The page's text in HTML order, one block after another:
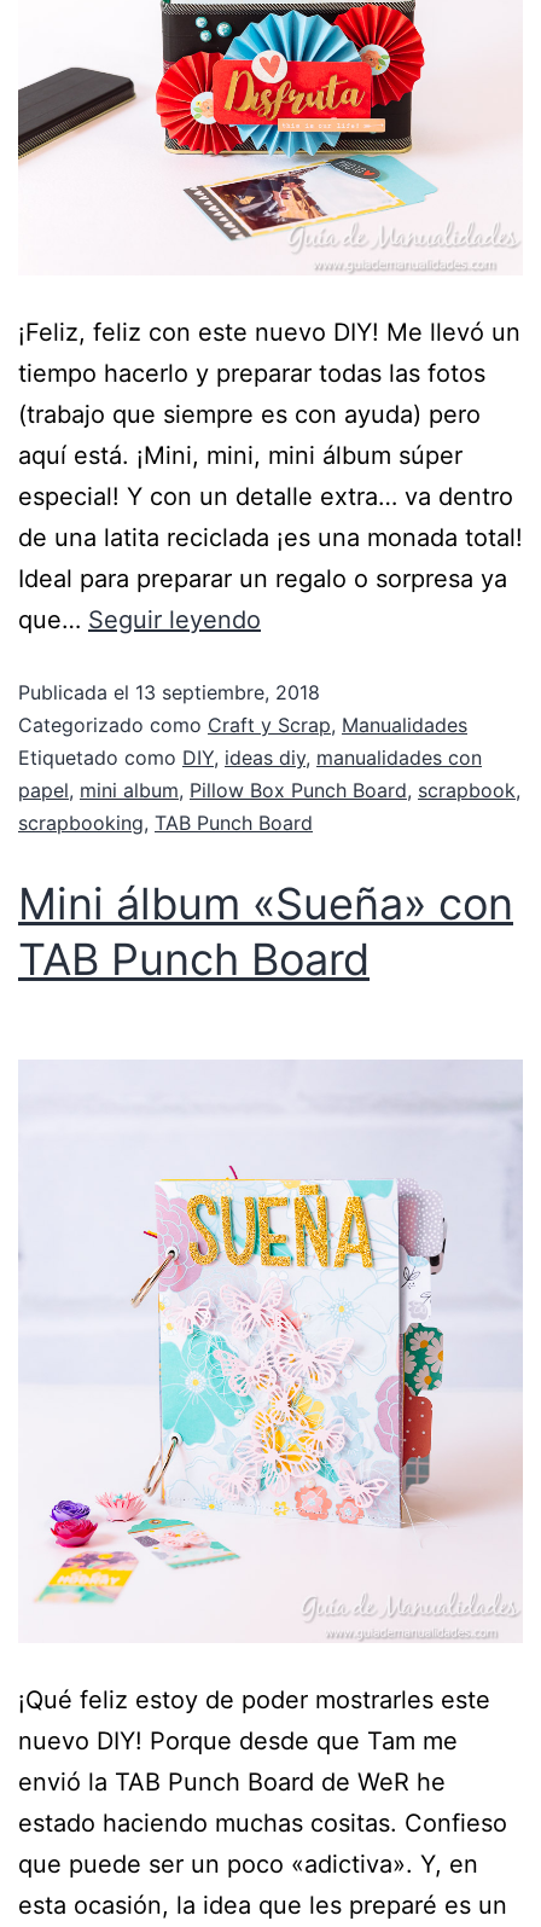
¡Feliz, feliz con este nuevo DIY! Me llevó un
tiempo hacerlo y preparar todas las fotos
(trabajo que siempre es con ayuda) pero
aquí está. ¡Mini, mini, mini álbum súper
especial! Y con un detalle extra… va dentro
de una latita reciclada ¡es una monada total!
Ideal para preparar un regalo o sorpresa ya
que… Seguir leyendo
Publicada el 13 septiembre, 2018
Categorizado como Craft y Scrap, Manualidades
Etiquetado como DIY, ideas diy, manualidades con
papel, mini album, Pillow Box Punch Board, scrapbook,
scrapbooking, TAB Punch Board
Mini álbum «Sueña» con
TAB Punch Board
¡Qué feliz estoy de poder mostrarles este
nuevo DIY! Porque desde que Tam me
envió la TAB Punch Board de WeR he
estado haciendo muchas cositas. Confieso
que puede ser un poco «adictiva». Y, en
esta ocasión, la idea que les preparé es un